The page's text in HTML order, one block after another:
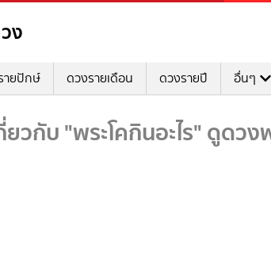
ง
ายปักษ์ ดวงรายเดือน ดวงรายปี อื่นๆ
วกับ "พระโคกินอะไร" ดูดว